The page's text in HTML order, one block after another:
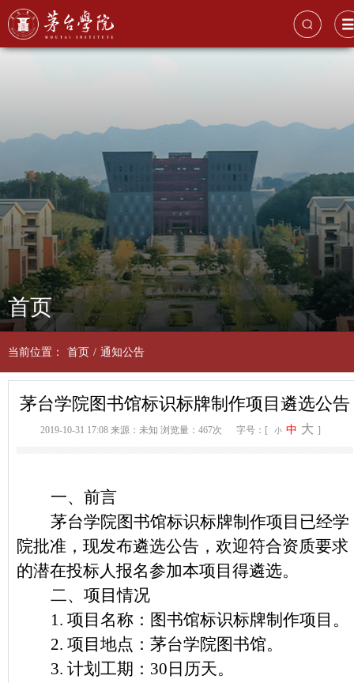
首页
当前位置： 首页 / 通知公告
茅台学院图书馆标识标牌制作项目遴选公告
2019-10-31 17:08 来源：未知 浏览量：467次 字号：[ 小 中 大 ]
一、前言
茅台学院图书馆标识标牌制作项目已经学
院批准，现发布遴选公告，欢迎符合资质要求
的潜在投标人报名参加本项目得遴选。
二、项目情况
1. 项目名称：图书馆标识标牌制作项目。
2. 项目地点：茅台学院图书馆。
3. 计划工期：30日历天。